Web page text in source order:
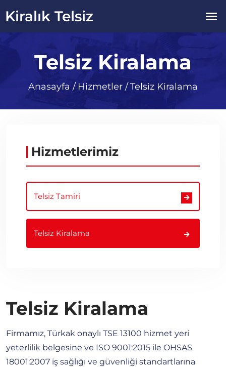
Telsiz Kiralama
Anasayfa / Hizmetler /Telsiz Kiralama
Hizmetlerimiz
Telsiz Tamiri
Telsiz Kiralama
Telsiz Kiralama
Firmamız, Türkak onaylı TSE 13100 hizmet yeri
yeterlilik belgesine ve ISO 9001:2015 ile OHSAS
18001:2007 iş sağlığı ve güvenliği standartlarına